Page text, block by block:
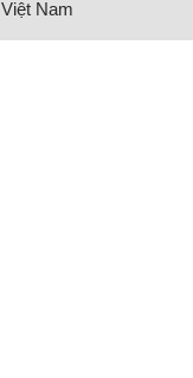
Việt Nam